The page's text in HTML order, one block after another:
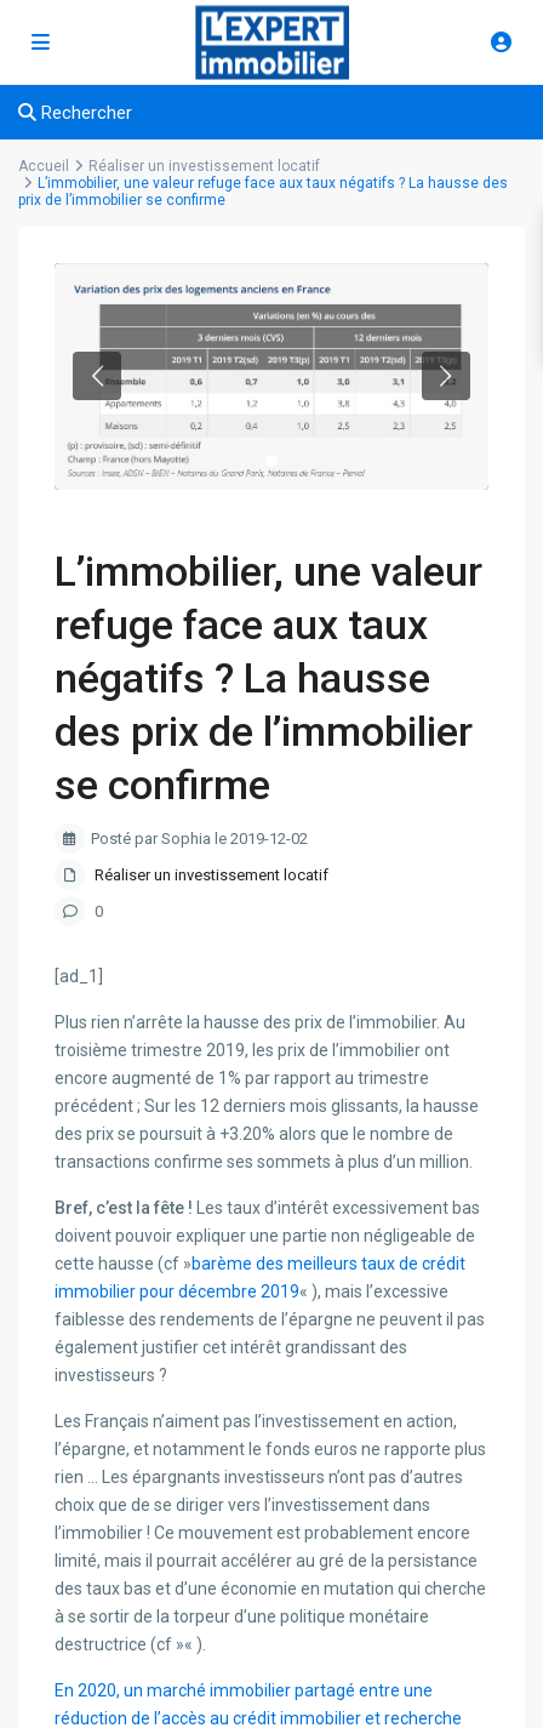
Rechercher
Accueil
Réaliser un investissement locatif
L’immobilier, une valeur refuge face aux taux négatifs ? La hausse des
prix de l’immobilier se confirme
L’immobilier, une valeur
refuge face aux taux
négatifs ? La hausse
des prix de l’immobilier
se confirme
Posté par Sophia le 2019-12-02
Réaliser un investissement locatif
0
[ad_1]
Plus rien n’arrête la hausse des prix de l’immobilier. Au
troisième trimestre 2019, les prix de l’immobilier ont
encore augmenté de 1% par rapport au trimestre
précédent ; Sur les 12 derniers mois glissants, la hausse
des prix se poursuit à +3.20% alors que le nombre de
transactions confirme ses sommets à plus d’un million.
Bref, c’est la fête ! Les taux d’intérêt excessivement bas
doivent pouvoir expliquer une partie non négligeable de
cette hausse (cf »barème des meilleurs taux de crédit
immobilier pour décembre 2019« ), mais l’excessive
faiblesse des rendements de l’épargne ne peuvent il pas
également justifier cet intérêt grandissant des
investisseurs ?
Les Français n’aiment pas l’investissement en action,
l’épargne, et notamment le fonds euros ne rapporte plus
rien … Les épargnants investisseurs n’ont pas d’autres
choix que de se diriger vers l’investissement dans
l’immobilier ! Ce mouvement est probablement encore
limité, mais il pourrait accélérer au gré de la persistance
des taux bas et d’une économie en mutation qui cherche
à se sortir de la torpeur d’une politique monétaire
destructrice (cf »
En 2020, un marché immobilier partagé entre une
réduction de l’accès au crédit immobilier et recherche
« ).